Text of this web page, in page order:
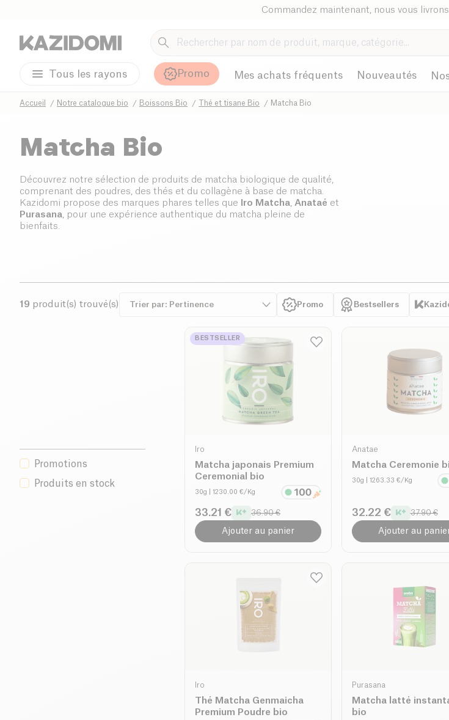
Commandez maintenant, nous vous livrons
Tous les rayons Promo Mes achats fréquents Nouveautés
Accueil Notre catalogue bio Boissons Bio Thé et tisane Bio Matcha Bio
Matcha Bio
Découvrez notre sélection de produits de matcha biologique de qualité,
comprenant des poudres, des thés et du collagène à base de matcha.
Kazidomi propose des marques phares telles que
Iro Matcha Anataé et
Purasana , pour une expérience authentique du matcha pleine de
bienfaits.
19 produit(s) trouvé(s) Promo Bestsellers
Promotions
Produits en stock
BESTSELLER
Iro
Matcha japonais Premium
Ceremonial bio
30g | 1230.00 €/Kg
33.21 € 36.90 €
Ajouter au panier
Anatae
Matcha Ceremonie
30g | 1263.33 €/Kg
32.22 € 37.90 €
Ajouter au
Iro
Thé Matcha Genmaicha
Premium Poudre bio
Purasana
Matcha latté
bio